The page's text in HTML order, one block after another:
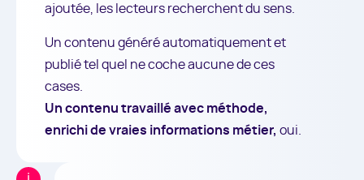
ajoutée, les lecteurs recherchent du sens.
Un contenu généré automatiquement et
publié tel quel ne coche aucune de ces
cases.
Un contenu travaillé avec méthode,
enrichi de vraies informations métier, oui.